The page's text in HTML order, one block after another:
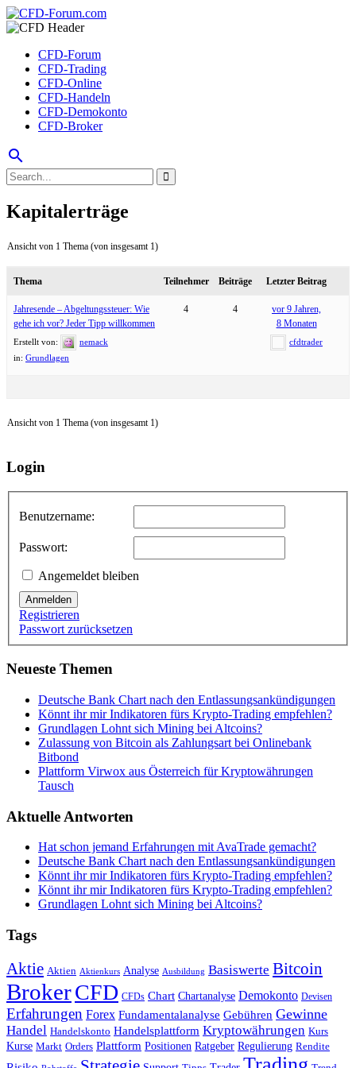
CFD-Forum
CFD-Trading
CFD-Online
CFD-Handeln
CFD-Demokonto
CFD-Broker
search
Kapitalerträge
Ansicht von 1 Thema (von insgesamt 1)
Thema Teilnehmer Beiträge Letzter Beitrag
Jahresende – Abgeltungssteuer: Wie
gehe ich vor? Jeder Tipp willkommen
Erstellt von:
nemack
in: Grundlagen
4 4
vor 9 Jahren,
8 Monaten
cfdtrader
Ansicht von 1 Thema (von insgesamt 1)
Login
Benutzername:
Passwort:
Angemeldet bleiben
Anmelden
Registrieren
Passwort zurücksetzen
Neueste Themen
Deutsche Bank Chart nach den Entlassungsankündigungen
Könnt ihr mir Indikatoren fürs Krypto-Trading empfehlen?
Grundlagen Lohnt sich Mining bei Altcoins?
Zulassung von Bitcoin als Zahlungsart bei Onlinebank
Bitbond
Plattform Virwox aus Österreich für Kryptowährungen
Tausch
Aktuelle Antworten
Hat schon jemand Erfahrungen mit AvaTrade gemacht?
Deutsche Bank Chart nach den Entlassungsankündigungen
Könnt ihr mir Indikatoren fürs Krypto-Trading empfehlen?
Könnt ihr mir Indikatoren fürs Krypto-Trading empfehlen?
Grundlagen Lohnt sich Mining bei Altcoins?
Tags
Aktie Aktien Aktienkurs Analyse Ausbildung Basiswerte Bitcoin
BrokerCFD CFDs Chart Chartanalyse Demokonto Devisen
Erfahrungen Forex Fundamentalanalyse Gebühren Gewinne
Handel Handelskonto Handelsplattform Kryptowährungen Kurs
Kurse Markt Orders Plattform Positionen Ratgeber Regulierung Rendite